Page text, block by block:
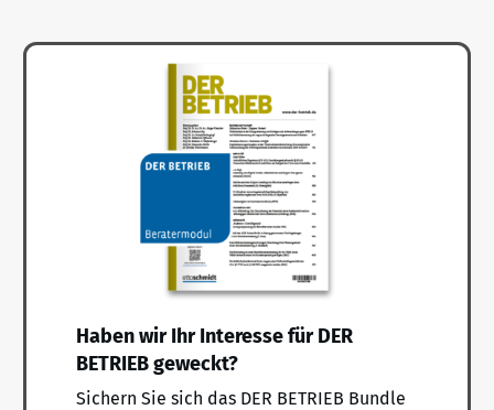
Haben wir Ihr Interesse für DER
BETRIEB geweckt?
Sichern Sie sich das DER BETRIEB Bundle